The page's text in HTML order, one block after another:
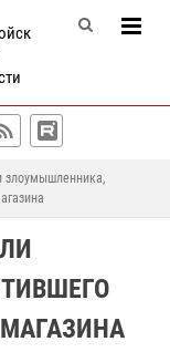
злоумышленника,